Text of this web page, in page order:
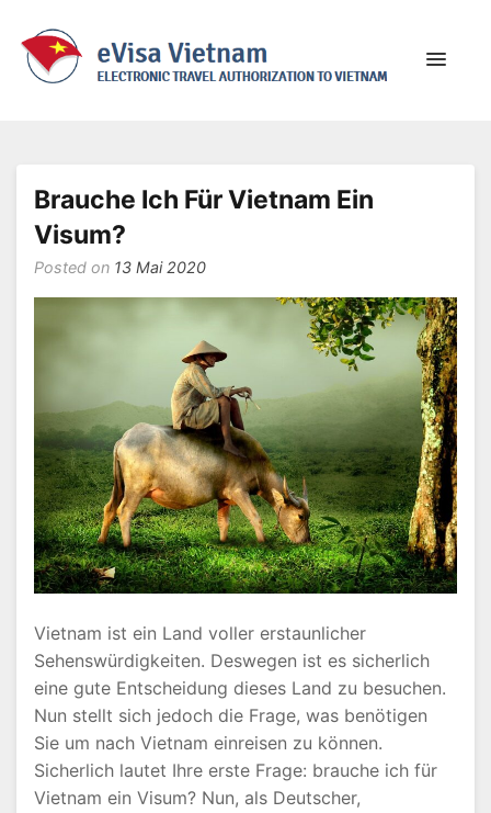
Brauche Ich Für Vietnam Ein
Visum?
Posted on 13 Mai 2020
Vietnam ist ein Land voller erstaunlicher
Sehenswürdigkeiten. Deswegen ist es sicherlich
eine gute Entscheidung dieses Land zu besuchen.
Nun stellt sich jedoch die Frage, was benötigen
Sie um nach Vietnam einreisen zu können.
Sicherlich lautet Ihre erste Frage: brauche ich für
Vietnam ein Visum? Nun, als Deutscher,